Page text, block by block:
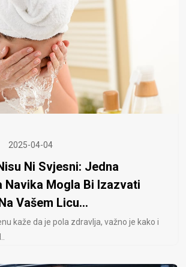
2025-04-04
Ni Svjesni: Jedna
Navika Mogla Bi Izazvati
Vašem Licu...
kaže da je pola zdravlja, važno je kako i